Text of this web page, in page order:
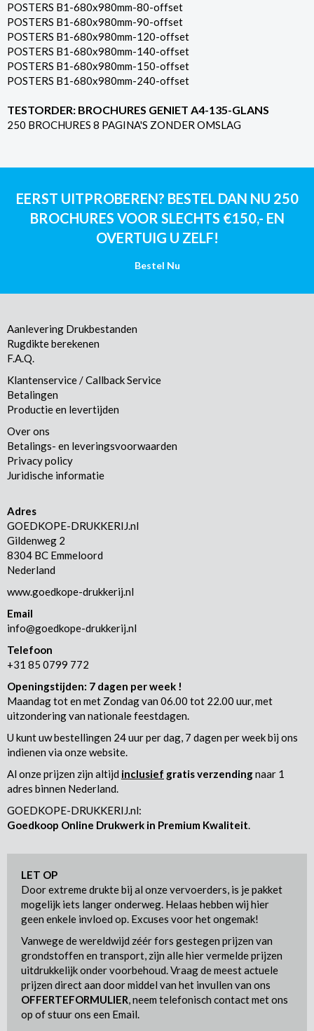
POSTERS B1-680x980mm-80-offset
POSTERS B1-680x980mm-90-offset
POSTERS B1-680x980mm-120-offset
POSTERS B1-680x980mm-140-offset
POSTERS B1-680x980mm-150-offset
POSTERS B1-680x980mm-240-offset
TESTORDER: BROCHURES GENIET A4-135-GLANS
250 BROCHURES 8 PAGINA'S ZONDER OMSLAG
EERST UITPROBEREN? BESTEL DAN NU 250
BROCHURES VOOR SLECHTS €150,- EN
OVERTUIG U ZELF!
Bestel Nu
Aanlevering Drukbestanden
Rugdikte berekenen
F.A.Q.
Klantenservice / Callback Service
Betalingen
Productie en levertijden
Over ons
Betalings- en leveringsvoorwaarden
Privacy policy
Juridische informatie
Adres
GOEDKOPE-DRUKKERIJ.nl
Gildenweg 2
8304 BC Emmeloord
Nederland
www.goedkope-drukkerij.nl
Email
info@goedkope-drukkerij.nl
Telefoon
+31 85 0799 772
Openingstijden: 7 dagen per week !
Maandag tot en met Zondag van 06.00 tot 22.00 uur, met
uitzondering van nationale feestdagen.
U kunt uw bestellingen 24 uur per dag, 7 dagen per week bij ons
indienen via onze website.
Al onze prijzen zijn altijd inclusief gratis verzendingnaar 1
adres binnen Nederland.
GOEDKOPE-DRUKKERIJ.nl:
Goedkoop Online Drukwerk in Premium Kwaliteit.
LET OP
Door extreme drukte bij al onze vervoerders, is je pakket
mogelijk iets langer onderweg. Helaas hebben wij hier
geen enkele invloed op. Excuses voor het ongemak!
Vanwege de wereldwijd zéér fors gestegen prijzen van
grondstoffen en transport, zijn alle hier vermelde prijzen
uitdrukkelijk onder voorbehoud. Vraag de meest actuele
prijzen direct aan door middel van het invullen van ons
OFFERTEFORMULIER, neem telefonisch contact met ons
op of stuur ons een Email.